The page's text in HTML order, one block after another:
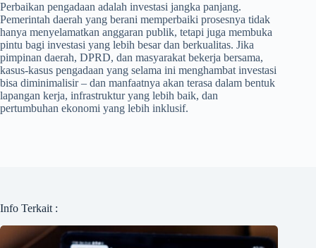
Perbaikan pengadaan adalah investasi jangka panjang.
Pemerintah daerah yang berani memperbaiki prosesnya tidak
hanya menyelamatkan anggaran publik, tetapi juga membuka
pintu bagi investasi yang lebih besar dan berkualitas. Jika
pimpinan daerah, DPRD, dan masyarakat bekerja bersama,
kasus-kasus pengadaan yang selama ini menghambat investasi
bisa diminimalisir – dan manfaatnya akan terasa dalam bentuk
lapangan kerja, infrastruktur yang lebih baik, dan
pertumbuhan ekonomi yang lebih inklusif.
Info Terkait :